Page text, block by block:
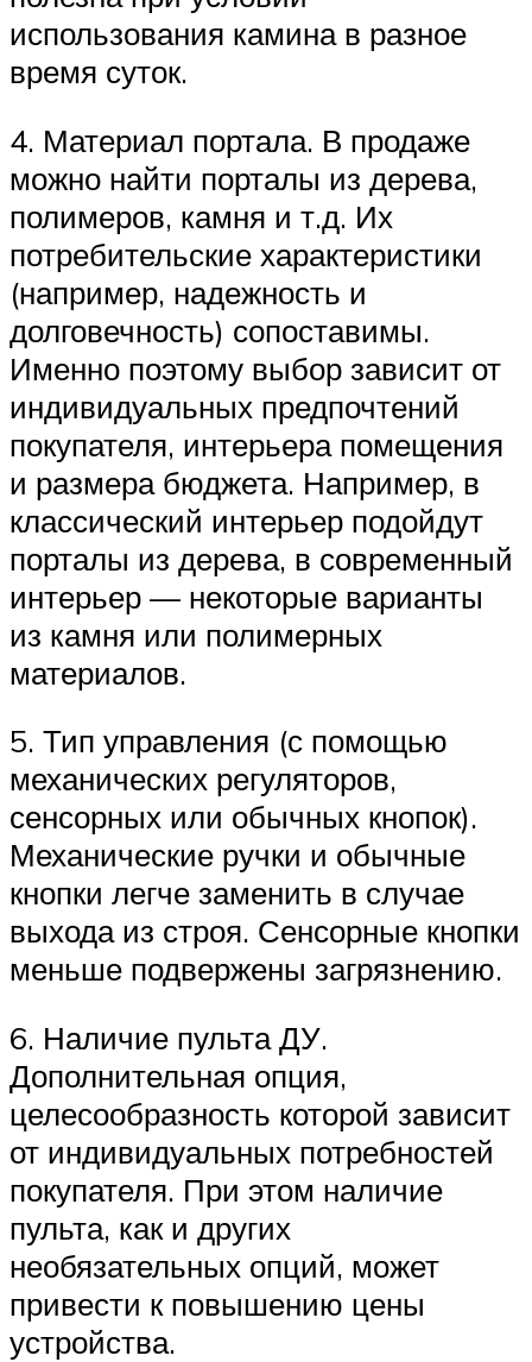
использования камина в разное
время суток.
4. Материал портала. В продаже
можно найти порталы из дерева,
полимеров, камня и т.д. Их
потребительские характеристики
(например, надежность и
долговечность) сопоставимы.
Именно поэтому выбор зависит от
индивидуальных предпочтений
покупателя, интерьера помещения
и размера бюджета. Например, в
классический интерьер подойдут
порталы из дерева, в современный
интерьер — некоторые варианты
из камня или полимерных
материалов.
5. Тип управления (с помощью
механических регуляторов,
сенсорных или обычных кнопок).
Механические ручки и обычные
кнопки легче заменить в случае
выхода из строя. Сенсорные кнопки
меньше подвержены загрязнению.
6. Наличие пульта ДУ.
Дополнительная опция,
целесообразность которой зависит
от индивидуальных потребностей
покупателя. При этом наличие
пульта, как и других
необязательных опций, может
привести к повышению цены
устройства.